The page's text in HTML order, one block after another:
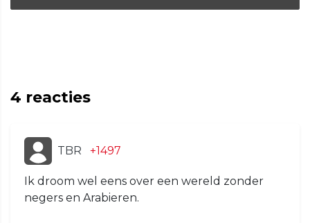
4 reacties
TBR +1497
Ik droom wel eens over een wereld zonder
negers en Arabieren.